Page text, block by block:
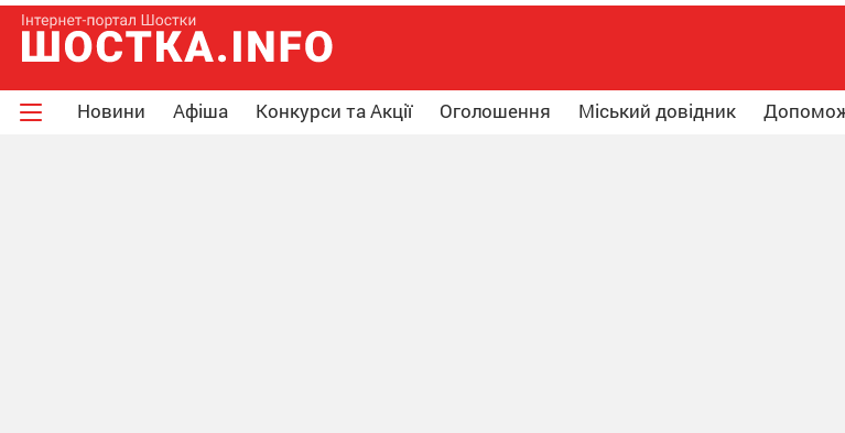
Новини Афіша Конкурси та Акції Оголошення Міський довідник